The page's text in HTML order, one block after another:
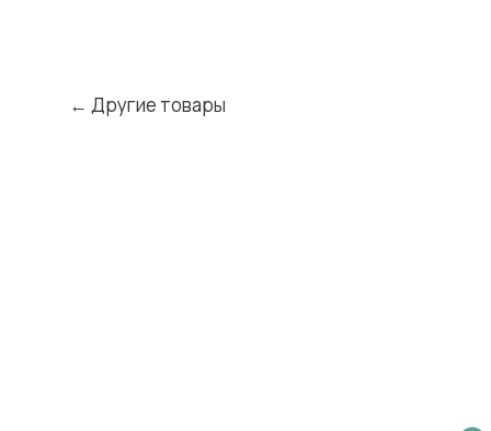
← Другие товары